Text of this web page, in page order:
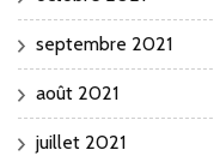
septembre 2021
août 2021
juillet 2021